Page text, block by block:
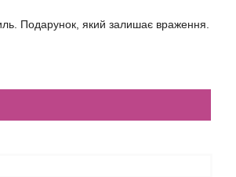
Подарунок, який залишає враження.